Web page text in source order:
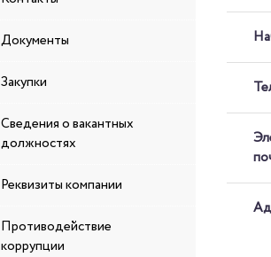
Документы
Закупки
Сведения о вакантных
должностях
Реквизиты компании
Противодействие
коррупции